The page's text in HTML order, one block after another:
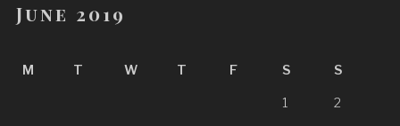
June 2019
M T W T F S S
1 2